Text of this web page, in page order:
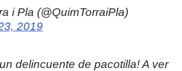
i Pla (@QuimTorraiPla)
2019
delincuente de pacotilla! A ver